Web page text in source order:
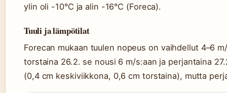
ylin oli -10°C ja alin -16°C (Foreca).
Tuuli ja lämpötilat
Forecan mukaan tuulen nopeus on vaihdellut 4–6
torstaina 26.2. se nousi 6 m/s:aan ja perjantaina
(0,4 cm keskiviikkona, 0,6 cm torstaina), mutta